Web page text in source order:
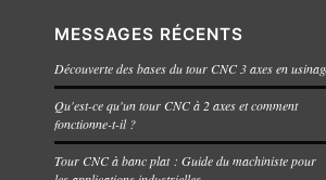
MESSAGES RÉCENTS
Découverte des bases du tour CNC 3 axes en
Qu'est-ce qu'un tour CNC à 2 axes et comment
fonctionne-t-il ?
Tour CNC à banc plat : Guide du machiniste pour